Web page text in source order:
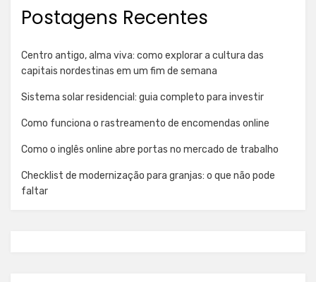
Postagens Recentes
Centro antigo, alma viva: como explorar a cultura das
capitais nordestinas em um fim de semana
Sistema solar residencial: guia completo para investir
Como funciona o rastreamento de encomendas online
Como o inglês online abre portas no mercado de trabalho
Checklist de modernização para granjas: o que não pode
faltar